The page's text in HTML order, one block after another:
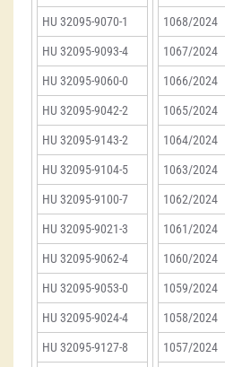
HU 32095-9070-1
HU 32095-9093-4
HU 32095-9060-0
HU 32095-9042-2
HU 32095-9143-2
HU 32095-9104-5
HU 32095-9100-7
HU 32095-9021-3
HU 32095-9062-4
HU 32095-9053-0
HU 32095-9024-4
HU 32095-9127-8
1068/2024
1067/2024
1066/2024
1065/2024
1064/2024
1063/2024
1062/2024
1061/2024
1060/2024
1059/2024
1058/2024
1057/2024